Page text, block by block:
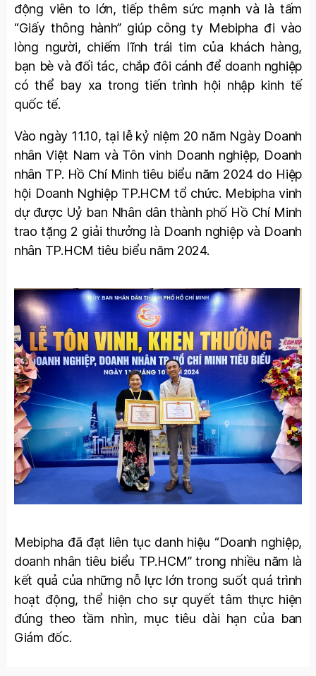
động viên to lớn, tiếp thêm sức mạnh và là tấm
“Giấy thông hành” giúp công ty Mebipha đi vào
lòng người, chiếm lĩnh trái tim của khách hàng,
bạn bè và đối tác, chắp đôi cánh để doanh nghiệp
có thể bay xa trong tiến trình hội nhập kinh tế
quốc tế.
Vào ngày 11.10, tại lễ kỷ niệm 20 năm Ngày Doanh
nhân Việt Nam và Tôn vinh Doanh nghiệp, Doanh
nhân TP. Hồ Chí Minh tiêu biểu năm 2024 do Hiệp
hội Doanh Nghiệp TP.HCM tổ chức. Mebipha vinh
dự được Uỷ ban Nhân dân thành phố Hồ Chí Minh
trao tặng 2 giải thưởng là Doanh nghiệp và Doanh
nhân TP.HCM tiêu biểu năm 2024.
Mebipha đã đạt liên tục danh hiệu “Doanh nghiệp,
doanh nhân tiêu biểu TP.HCM” trong nhiều năm là
kết quả của những nỗ lực lớn trong suốt quá trình
hoạt động, thể hiện cho sự quyết tâm thực hiện
đúng theo tầm nhìn, mục tiêu dài hạn của ban
Giám đốc.